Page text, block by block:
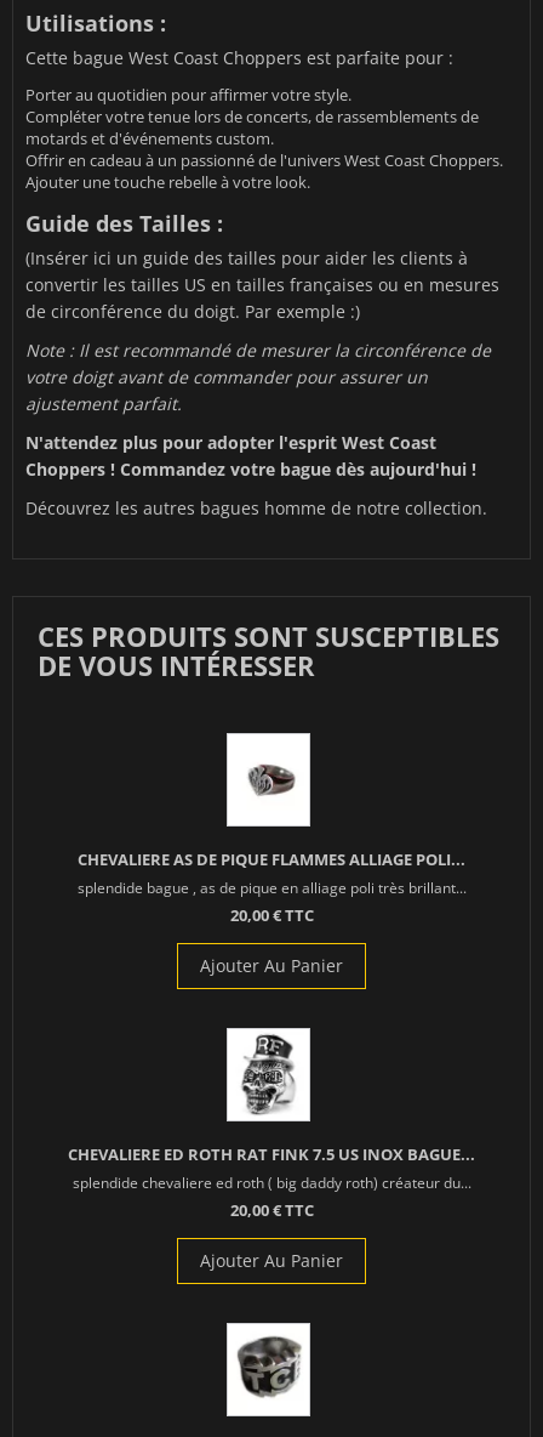
Utilisations :
Cette bague West Coast Choppers est parfaite pour :
Porter au quotidien pour affirmer votre style.
Compléter votre tenue lors de concerts, de rassemblements de
motards et d'événements custom.
Offrir en cadeau à un passionné de l'univers West Coast Choppers.
Ajouter une touche rebelle à votre look.
Guide des Tailles :
(Insérer ici un guide des tailles pour aider les clients à
convertir les tailles US en tailles françaises ou en mesures
de circonférence du doigt. Par exemple :)
Note : Il est recommandé de mesurer la circonférence de
votre doigt avant de commander pour assurer un
ajustement parfait.
N'attendez plus pour adopter l'esprit West Coast
Choppers ! Commandez votre bague dès aujourd'hui !
Découvrez les autres bagues homme de notre collection.
CES PRODUITS SONT SUSCEPTIBLES
DE VOUS INTÉRESSER
CHEVALIERE AS DE PIQUE FLAMMES ALLIAGE POLI...
splendide bague , as de pique en alliage poli très brillant...
20,00 € TTC
Ajouter Au Panier
CHEVALIERE ED ROTH RAT FINK 7.5 US INOX BAGUE...
splendide chevaliere ed roth ( big daddy roth) créateur du...
20,00 € TTC
Ajouter Au Panier